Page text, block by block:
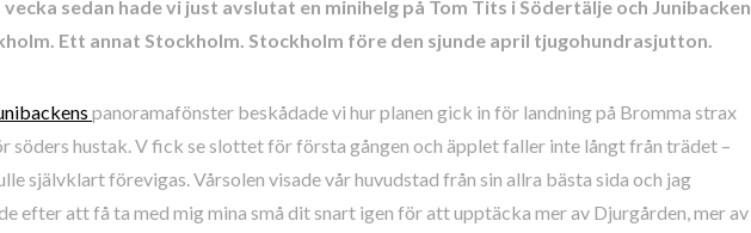
vecka sedan hade vi just avslutat en minihelg på Tom Tits i Södertälje och Junibacken
Ett annat Stockholm. Stockholm före den sjunde april tjugohundrasjutton.
panoramafönster beskådade vi hur planen gick in för landning på Bromma strax
söders hustak. V fick se slottet för första gången och äpplet faller inte långt från trädet –
självklart förevigas. Vårsolen visade vår huvudstad från sin allra bästa sida och jag
efter att få ta med mig mina små dit snart igen för att upptäcka mer av Djurgården, mer av